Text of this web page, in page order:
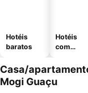
Hotéis
baratos
Hotéis
com
Casa/
Mogi Guaçu